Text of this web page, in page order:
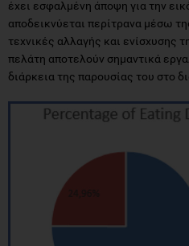
έχει εσφαλμένη άποψη για την
αποδεικνύεται περίτρανα μέσω
τεχνικές αλλαγής και ενίσχυσης
πελάτη αποτελούν σημαντικά
διάρκεια της παρουσίας του στο